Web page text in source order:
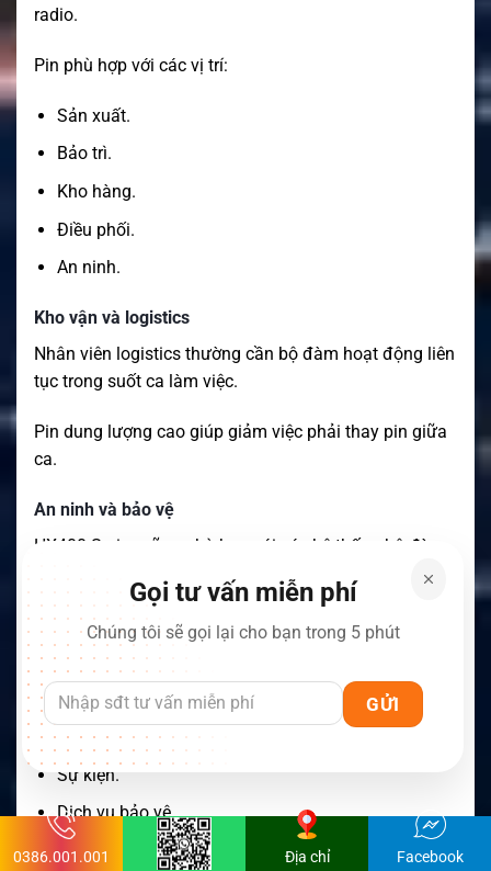
radio.
Pin phù hợp với các vị trí:
Sản xuất.
Bảo trì.
Kho hàng.
Điều phối.
An ninh.
Kho vận và logistics
Nhân viên logistics thường cần bộ đàm hoạt động liên
tục trong suốt ca làm việc.
Pin dung lượng cao giúp giảm việc phải thay pin giữa
ca.
An ninh và bảo vệ
HX400 Series cũng phù hợp với các hệ thống bộ đàm
Trung tâm thương mại.
Tòa nhà.
Kho hàng.
Nhà máy.
Sự kiện.
Dịch vụ bảo vệ.
Pin CNB450E có hệ thống đếm chu kỳ sạc
Gọi tư vấn miễn phí
Chúng tôi sẽ gọi lại cho bạn trong 5 phút
0386.001.001 Địa chỉ Facebook